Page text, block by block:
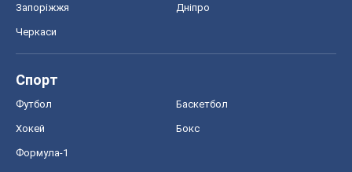
Запоріжжя Дніпро
Черкаси
Спорт
Футбол Баскетбол
Хокей Бокс
Формула-1